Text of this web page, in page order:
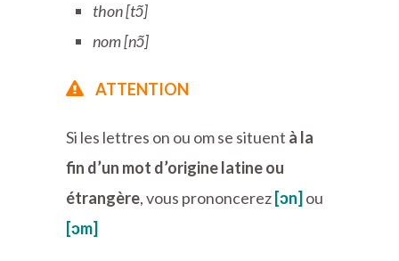
thon [tɔ̃]
nom [nɔ̃]
ATTENTION
Si les lettres on ou om se situent à la
fin d’un mot d’origine latine ou
étrangère, vous prononcerez [ɔn] ou
[ɔm]